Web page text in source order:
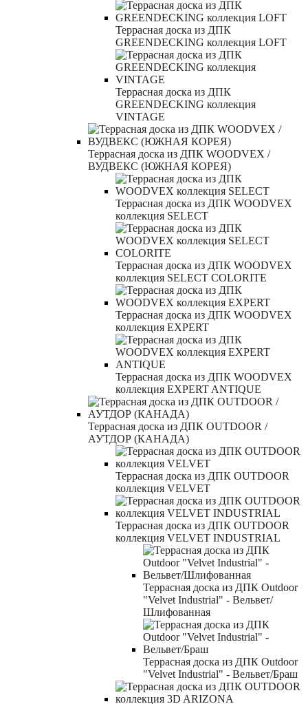
Террасная доска из ДПК
GREENDECKING коллекция LOFT
Террасная доска из ДПК
GREENDECKING коллекция
VINTAGE
Террасная доска из ДПК WOODVEX /
ВУДВЕКС (ЮЖНАЯ КОРЕЯ)
Террасная доска из ДПК WOODVEX
коллекция SELECT
Террасная доска из ДПК WOODVEX
коллекция SELECT COLORITE
Террасная доска из ДПК WOODVEX
коллекция EXPERT
Террасная доска из ДПК WOODVEX
коллекция EXPERT ANTIQUE
Террасная доска из ДПК OUTDOOR /
АУТДОР (КАНАДА)
Террасная доска из ДПК OUTDOOR
коллекция VELVET
Террасная доска из ДПК OUTDOOR
коллекция VELVET INDUSTRIAL
Террасная доска из ДПК Outdoor
"Velvet Industrial" - Вельвет/
Шлифованная
Террасная доска из ДПК Outdoor
"Velvet Industrial" - Вельвет/Браш